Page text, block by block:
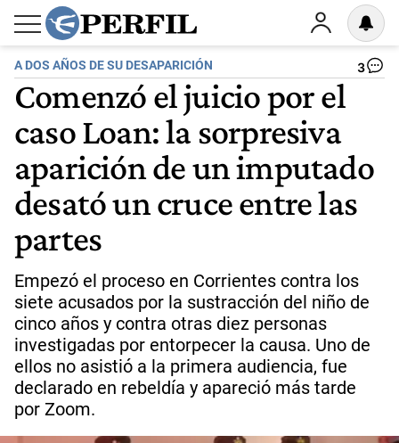
A DOS AÑOS DE SU DESAPARICIÓN 3
Comenzó el juicio por el
caso Loan: la sorpresiva
aparición de un imputado
desató un cruce entre las
partes
Empezó el proceso en Corrientes contra los
siete acusados por la sustracción del niño de
cinco años y contra otras diez personas
investigadas por entorpecer la causa. Uno de
ellos no asistió a la primera audiencia, fue
declarado en rebeldía y apareció más tarde
por Zoom.